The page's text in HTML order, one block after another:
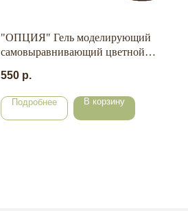
"ОПЦИЯ" Гель моделирующий
самовыравнивающий цветной
550 р.
Подробнее В корзину